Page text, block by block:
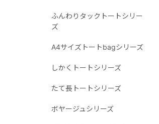
ふんわりタックトートシリー
ズ
A4サイズトートbagシリーズ
しかくトートシリーズ
たて長トートシリーズ
ボヤージュシリーズ